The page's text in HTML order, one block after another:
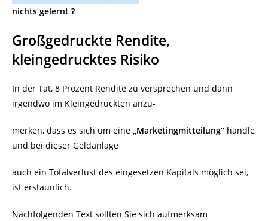
nichts gelernt ?
Großgedruckte Rendite,
kleingedrucktes Risiko
In der Tat, 8 Prozent Rendite zu versprechen und dann
irgendwo im Kleingedruckten anzu-
merken, dass es sich um eine „Marketingmitteilung“ handle
und bei dieser Geldanlage
auch ein Totalverlust des eingesetzen Kapitals möglich sei,
ist erstaunlich.
Nachfolgenden Text sollten Sie sich aufmerksam